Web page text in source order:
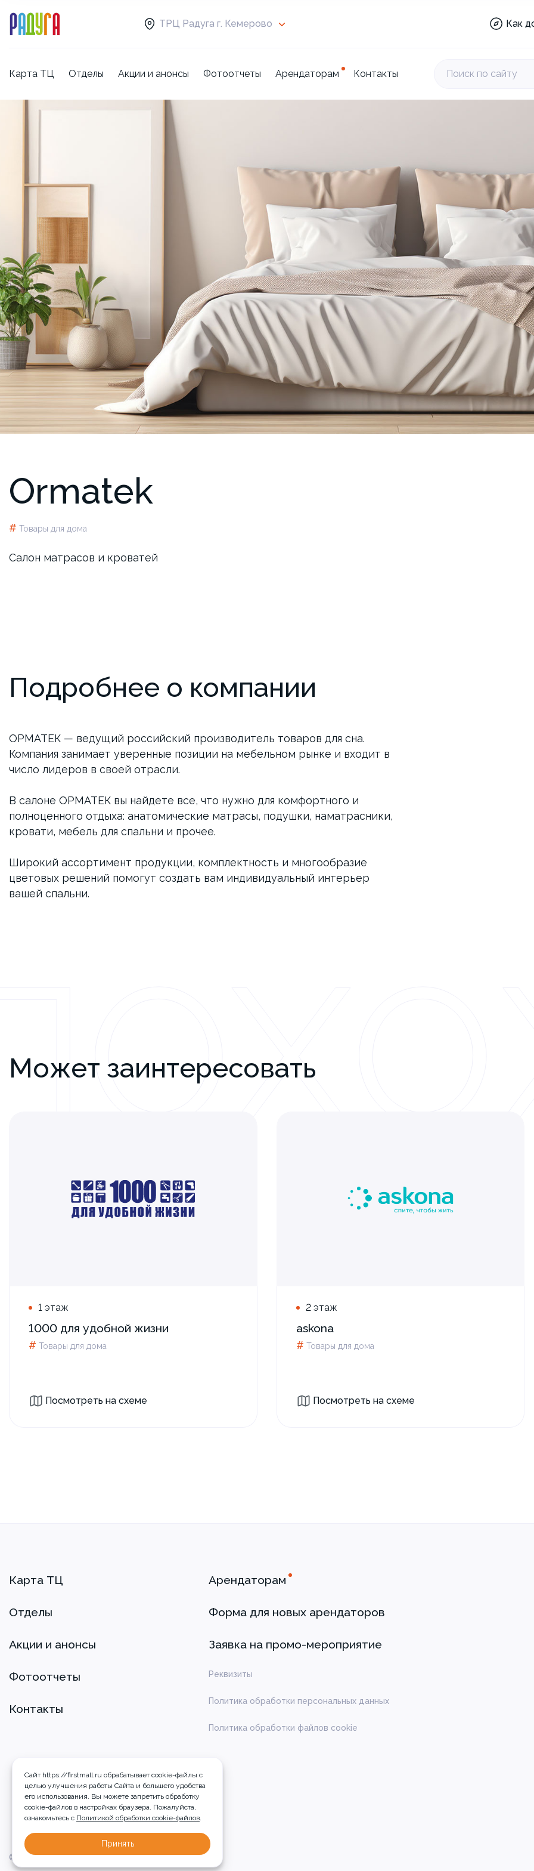
ТРЦ Радуга г. Кемерово Как
Карта ТЦ Отделы Акции и анонсы Фотоотчеты Арендаторам Контакты Поиск по сайту
Ormatek
# Товары для дома
​Салон матрасов и кроватей
Подробнее о компании
ОРМАТЕК — ведущий российский производитель товаров для сна.
Компания занимает уверенные позиции на мебельном рынке и входит в
число лидеров в своей отрасли.
В салоне ОРМАТЕК вы найдете все, что нужно для комфортного и
полноценного отдыха: анатомические матрасы, подушки, наматрасники,
кровати, мебель для спальни и прочее.
Широкий ассортимент продукции, комплектность и многообразие
цветовых решений помогут создать вам индивидуальный интерьер
вашей спальни.
Может заинтересовать
1 этаж
1000 для удобной жизни
# Товары для дома
Посмотреть на схеме
2 этаж
askona
# Товары для дома
Посмотреть на схеме
Карта ТЦ
Отделы
Акции и анонсы
Фотоотчеты
Контакты
Арендаторам
Форма для новых арендаторов
Заявка на промо-мероприятие
Реквизиты
Политика обработки персональных данных
Политика обработки файлов cookie
© 2026 ТРЦ Радуга, г. Кемерово
Сайт https://firstmall.ru обрабатывает cookie-файлы с
целью улучшения работы Сайта и большего удобства
его использования. Вы можете запретить обработку
сookie-файлов в настройках браузера. Пожалуйста,
ознакомьтесь с Политикой обработки cookie-файлов.
Принять